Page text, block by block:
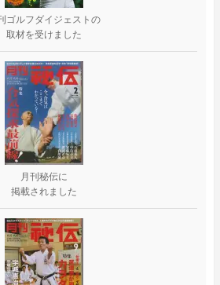
ゴルフダイジェストの
取材を受けました
月刊秘伝に
掲載されました